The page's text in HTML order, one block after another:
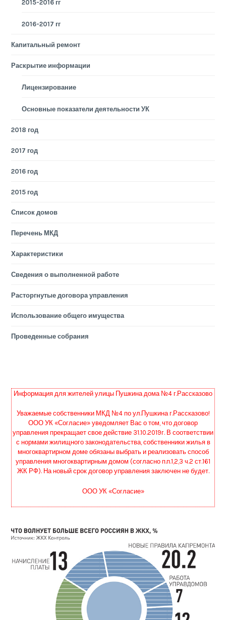
2015-2016 гг
2016-2017 гг
Капитальный ремонт
Раскрытие информации
Лицензирование
Основные показатели деятельности УК
2018 год
2017 год
2016 год
2015 год
Список домов
Перечень МКД
Характеристики
Сведения о выполненной работе
Расторгнутые договора управления
Использование общего имущества
Проведенные собрания
Информация для жителей улицы Пушкина дома №4 г.Рассказово
Уважаемые собственники МКД №4 по ул.Пушкина г.Рассказово!
ООО УК «Согласие» уведомляет Вас о том, что договор
управления прекращает свое действие 31.10.2019г. В соответствии
с нормами жилищного законодательства, собственники жилья в
многоквартирном доме обязаны выбрать и реализовать способ
управления многоквартирным домом (согласно п.п.1,2,3 ч.2 ст.161
ЖК РФ). На новый срок договор управления заключен не будет.
ООО УК «Согласие»